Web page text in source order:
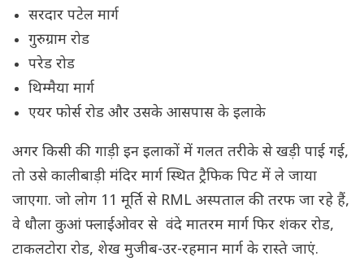
सरदार पटेल मार्ग
गुरुग्राम रोड
परेड रोड
थिम्मैया मार्ग
एयर फोर्स रोड और उसके आसपास के इलाके
अगर किसी की गाड़ी इन इलाकों में गलत तरीके से खड़ी पाई गई,
तो उसे कालीबाड़ी मंदिर मार्ग स्थित ट्रैफिक पिट में ले जाया
जाएगा. जो लोग 11 मूर्ति से RML अस्पताल की तरफ जा रहे हैं,
वे धौला कुआं फ्लाईओवर से वंदे मातरम मार्ग फिर शंकर रोड,
टाकलटोरा रोड, शेख मुजीब-उर-रहमान मार्ग के रास्ते जाएं.